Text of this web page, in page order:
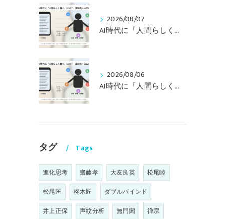
2026/08/07
AI時代に「人間らしく働く」には？ 〜山口周さんの対談動画・文字起こし（その１）〜
2026/08/06
AI時代に「人間らしく働く」には？ 〜山口周さんのインタビュー記事、動画より〜
タグ Tags
進化思考 齋藤孝 大友良英
松尾睦
松尾匡
柊木匠
ダブルバインド
井上正保
声紋分析 無門関
禅宗